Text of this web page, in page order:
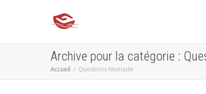
Archive pour la catégorie :
Accueil Questions Nomade